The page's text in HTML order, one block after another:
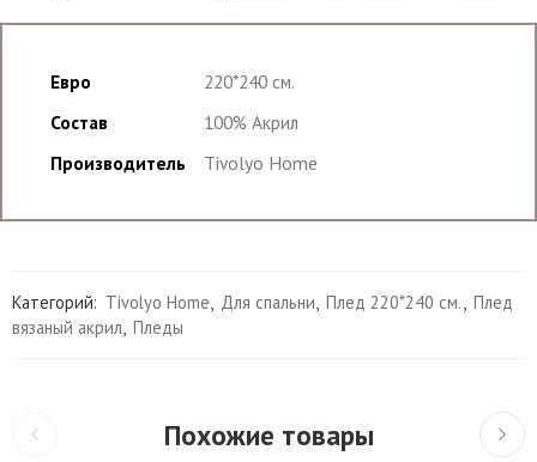
Евро
220*240 см.
Состав
100% Акрил
Производитель
Tivolyo Home
Категорий: Tivolyo Home, Для спальни, Плед 220*240 см., Плед
вязаный акрил, Пледы
Похожие товары